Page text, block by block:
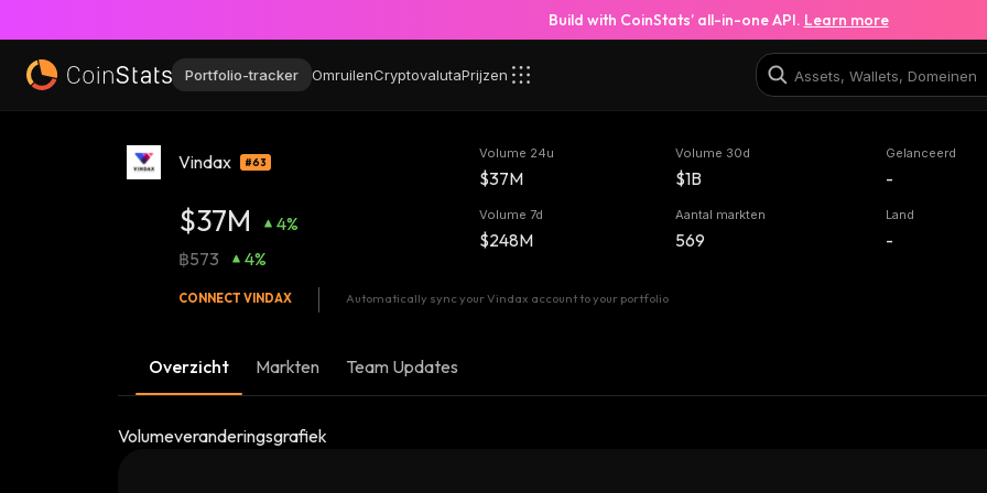
Build with CoinStats’ all-in-one API. Learn more
Portfolio-tracker OmruilenCryptovalutaPrijzen
Vindax #63
$37M
4%
฿573
4%
Volume 24u
$37M
Volume 7d
$248M
Volume 30d
$1B
Aantal markten
569
Gelanceerd
-
Land
-
CONNECTVINDAX Automatically sync your Vindax account to your portfolio
Overzicht Markten Team Updates
Volumeveranderingsgrafiek